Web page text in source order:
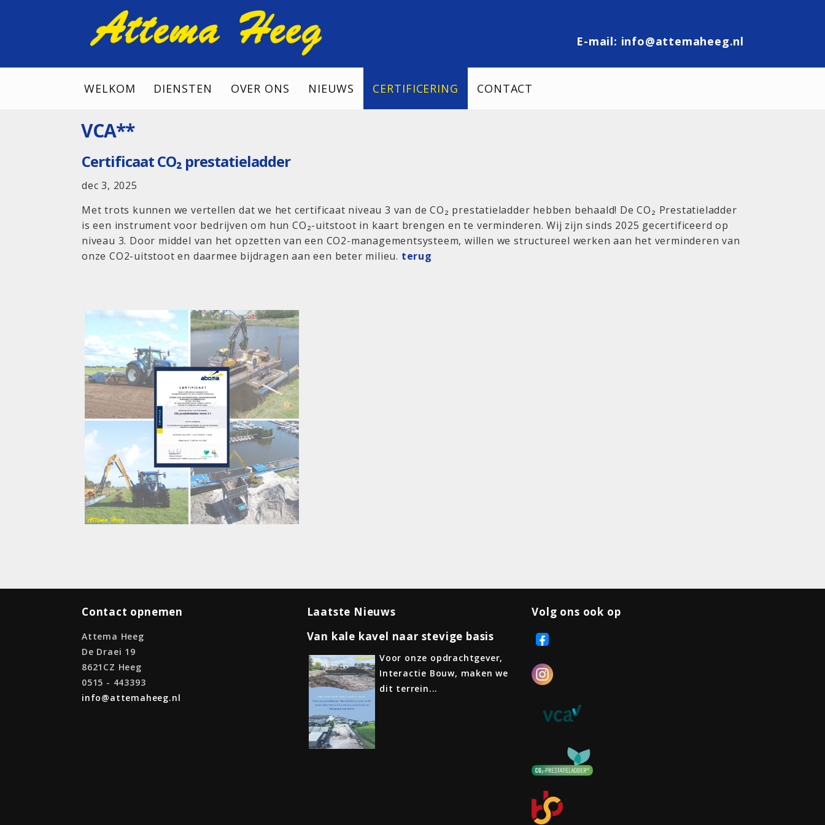
E-mail: info@attemaheeg.nl
WELKOM DIENSTEN OVER ONS NIEUWS CERTIFICERING CONTACT
VCA**
Certificaat CO₂ prestatieladder
dec 3, 2025
Met trots kunnen we vertellen dat we het certificaat niveau 3 van de CO₂ prestatieladder hebben behaald! De CO₂ Prestatieladder
is een instrument voor bedrijven om hun CO₂-uitstoot in kaart brengen en te verminderen. Wij zijn sinds 2025 gecertificeerd op
niveau 3. Door middel van het opzetten van een CO2-managementsysteem, willen we structureel werken aan het verminderen van
onze CO2-uitstoot en daarmee bijdragen aan een beter milieu. terug
Contact opnemen
Attema Heeg
De Draei 19
8621CZ Heeg
0515 - 443393
info@attemaheeg.nl
Laatste Nieuws
Van kale kavel naar stevige basis
Voor onze opdrachtgever,
Interactie Bouw, maken we
dit terrein...
Volg ons ook op